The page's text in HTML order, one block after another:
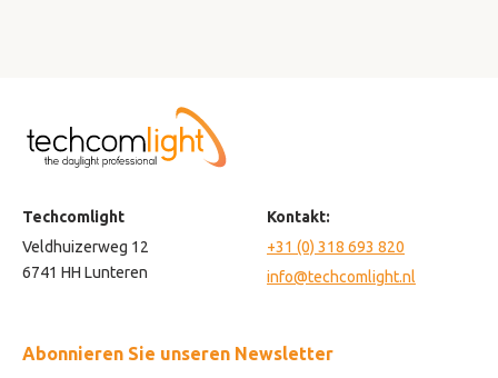
Techcomlight
Veldhuizerweg 12
6741 HH Lunteren
Kontakt:
+31 (0) 318 693 820
info@techcomlight.nl
Abonnieren Sie unseren Newsletter